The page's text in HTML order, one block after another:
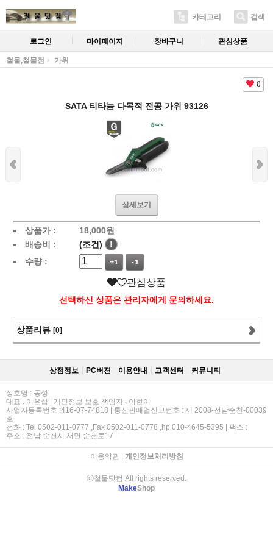
카테고리 검색
로그인 마이페이지 장바구니 관심상품
철물,철물점 가위
0
SATA 티타늄 다목적 전공 가위 93126
상세보기
상품가 : 18,000원
배송비 :
(조건)
!
수량 :
+1 -1
관심상품
선택하신 상품은 관리자에게 문의하세요.
상품리뷰 [0]
상점정보 PC버젼 이용안내 고객센터 커뮤니티
상호명 : 동성
대표 : 이은섭 | 개인정보 보호 책임자 : 이현이
사업자등록번호 :416-07-74818 | 통신판매업신고번호 : 제 2008-전남순천-00039
호
전화 : Tel 0502-011-0777 ,Fax 0502-011-0778 ,hp 010-4645-5395 | 팩스 :
주소 : 전남 순천시 서면 순천로17
이용약관| 개인정보처리방침
ⓒ철물닷컴 All rights reserved.
MakeShop